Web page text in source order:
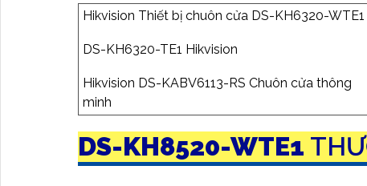
Hikvision Thiết bị chuôn cửa DS-KH6320-WTE1
DS-KH6320-TE1 Hikvision
Hikvision DS-KABV6113-RS Chuôn cửa thông
minh
DS-KH8520-WTE1